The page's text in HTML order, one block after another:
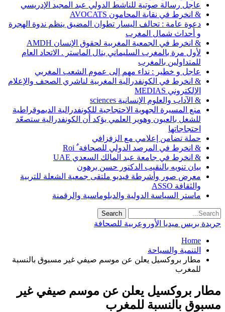
عاجل رسالة صوتية للناشط الدولي عبد المجيد الإدريسي
& انخرط في نقابة المحامون AVOCATS
دعوة عامة : تحالف اليسار تطوان المضيق ينظم ندوة الهجرة
و أحداث شمال المغرب
& انخرط في الجمعية المغربية لحقوق الإنسان AMDH
لأول مرة بالمغرب السليماني ينال الماستر . الاتحاد العام
للمتداولين بالمغرب
عاجل و خطير : نداء مهم إلى عموم الشعب المغربي
& انخرط في الكونفدرالية المغربية لناشري الصحف والإعلام
الإلكتروني MEDIAS
& الآداب والعلوم الإنسانية sciences
منع المسيرة الجهوية الاحتجاجية للكونفدرالية الديموقراطية
للشغل بالعيون وهوير العلمي يؤكد أن الكونفدرالية ستصعّد
احتجاجاتها
حملة تضامن إعلامي مع الزفزافي
& انخرط في المرصد الدولي للصحافة ٌ Roi
& انخرط في جامعة عبد المالك السعدي UAE
بيان تنويه بالنقيب الدكتور حسن برهون
معرض صور وأشرطة فيديو ملتقى جمعية الشعلة للتربية
والثقافة ASSO
ماستر السياسة الدولية والدبلوماسية والرقمنة
جريدة بريس ميديا الأوروعربية للصحافة
Home
التنمية والسياحة
مطار بروكسيل يعلن عن موسم صيفي غير مسبوق بالنسبة
للمغرب
مطار بروكسيل يعلن عن موسم صيفي غير
مسبوق بالنسبة للمغرب